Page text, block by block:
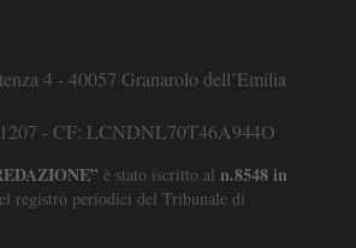
4 - 40057 Granarolo dell’Emilia
- CF: LCNDNL70T46A944O
è stato iscritto al n.8548 in
registro periodici del Tribunale di